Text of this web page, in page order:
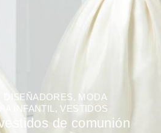
DISEÑADORES , MODA
INFANTIL ,VESTIDOS
de comunión